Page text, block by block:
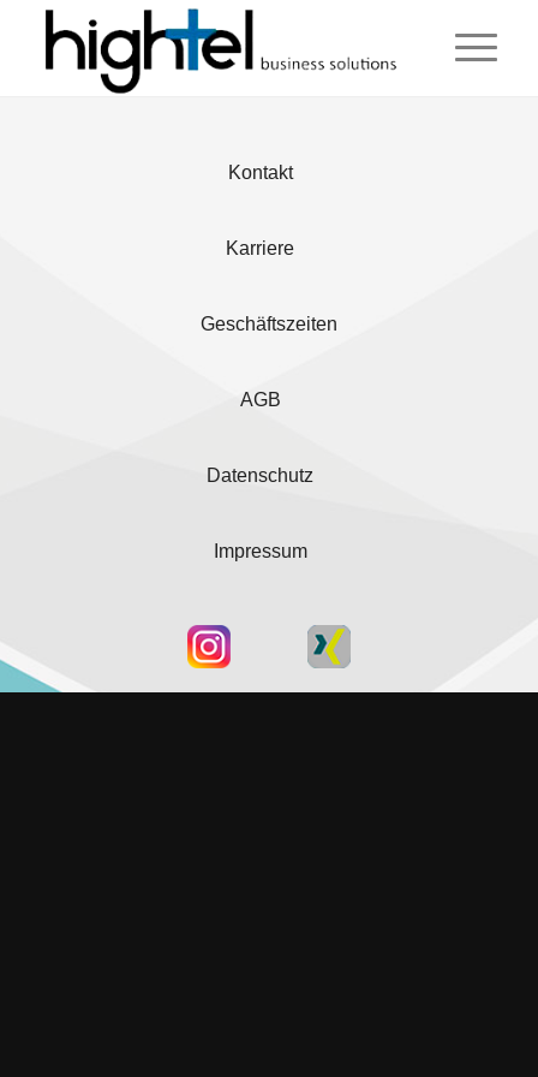
Kontakt
Karriere
Geschäftszeiten
AGB
Datenschutz
Impressum